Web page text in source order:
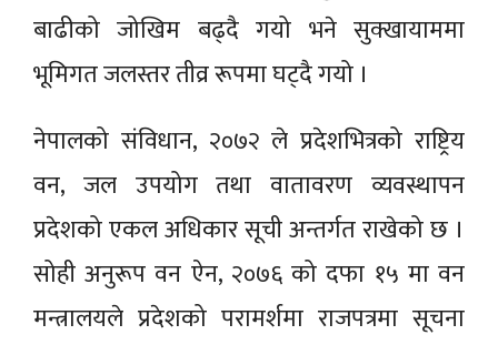
बाढीको जोखिम बढ्दै गयो भने सुक्खायाममा
भूमिगत जलस्तर तीव्र रूपमा घट्दै गयो ।
नेपालको संविधान, २०७२ ले प्रदेशभित्रको राष्ट्रिय
वन, जल उपयोग तथा वातावरण व्यवस्थापन
प्रदेशको एकल अधिकार सूची अन्तर्गत राखेको छ ।
सोही अनुरूप वन ऐन, २०७६ को दफा १५ मा वन
मन्त्रालयले प्रदेशको परामर्शमा राजपत्रमा सूचना